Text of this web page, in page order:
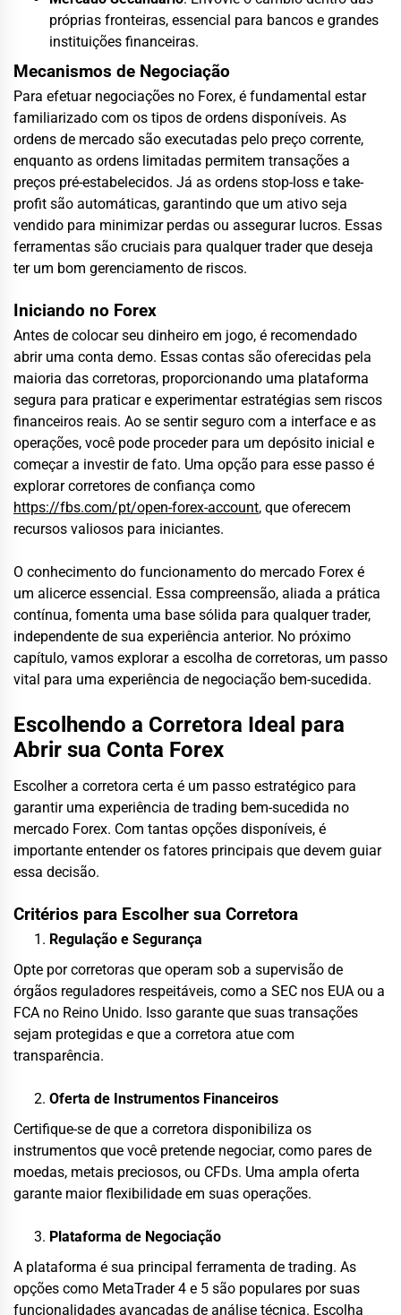
próprias fronteiras, essencial para bancos e grandes
instituições financeiras.
Mecanismos de Negociação
Para efetuar negociações no Forex, é fundamental estar
familiarizado com os tipos de ordens disponíveis. As
ordens de mercado são executadas pelo preço corrente,
enquanto as ordens limitadas permitem transações a
preços pré-estabelecidos. Já as ordens stop-loss e take-
profit são automáticas, garantindo que um ativo seja
vendido para minimizar perdas ou assegurar lucros. Essas
ferramentas são cruciais para qualquer trader que deseja
ter um bom gerenciamento de riscos.
Iniciando no Forex
Antes de colocar seu dinheiro em jogo, é recomendado
abrir uma conta demo. Essas contas são oferecidas pela
maioria das corretoras, proporcionando uma plataforma
segura para praticar e experimentar estratégias sem riscos
financeiros reais. Ao se sentir seguro com a interface e as
operações, você pode proceder para um depósito inicial e
começar a investir de fato. Uma opção para esse passo é
explorar corretores de confiança como
https://fbs.com/pt/open-forex-account, que oferecem
recursos valiosos para iniciantes.
O conhecimento do funcionamento do mercado Forex é
um alicerce essencial. Essa compreensão, aliada a prática
contínua, fomenta uma base sólida para qualquer trader,
independente de sua experiência anterior. No próximo
capítulo, vamos explorar a escolha de corretoras, um passo
vital para uma experiência de negociação bem-sucedida.
Escolhendo a Corretora Ideal para
Abrir sua Conta Forex
Escolher a corretora certa é um passo estratégico para
garantir uma experiência de trading bem-sucedida no
mercado Forex. Com tantas opções disponíveis, é
importante entender os fatores principais que devem guiar
essa decisão.
Critérios para Escolher sua Corretora
Regulação e Segurança
Opte por corretoras que operam sob a supervisão de
órgãos reguladores respeitáveis, como a SEC nos EUA ou a
FCA no Reino Unido. Isso garante que suas transações
sejam protegidas e que a corretora atue com
transparência.
Oferta de Instrumentos Financeiros
Certifique-se de que a corretora disponibiliza os
instrumentos que você pretende negociar, como pares de
moedas, metais preciosos, ou CFDs. Uma ampla oferta
garante maior flexibilidade em suas operações.
Plataforma de Negociação
A plataforma é sua principal ferramenta de trading. As
opções como MetaTrader 4 e 5 são populares por suas
funcionalidades avançadas de análise técnica. Escolha